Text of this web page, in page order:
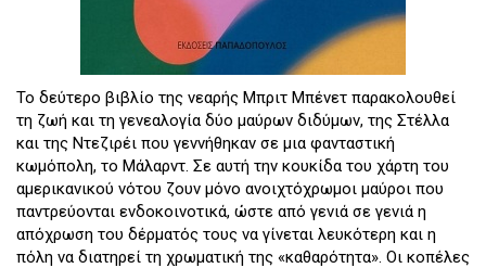
Το δεύτερο βιβλίο της νεαρής Μπριτ Μπένετ παρακολουθεί
τη ζωή και τη γενεαλογία δύο μαύρων διδύμων, της Στέλλα
και της Ντεζιρέι που γεννήθηκαν σε μια φανταστική
κωμόπολη, το Μάλαρντ. Σε αυτή την κουκίδα του χάρτη του
αμερικανικού νότου ζουν μόνο ανοιχτόχρωμοι μαύροι που
παντρεύονται ενδοκοινοτικά, ώστε από γενιά σε γενιά η
απόχρωση του δέρματός τους να γίνεται λευκότερη και η
πόλη να διατηρεί τη χρωματική της «καθαρότητα». Οι κοπέλες